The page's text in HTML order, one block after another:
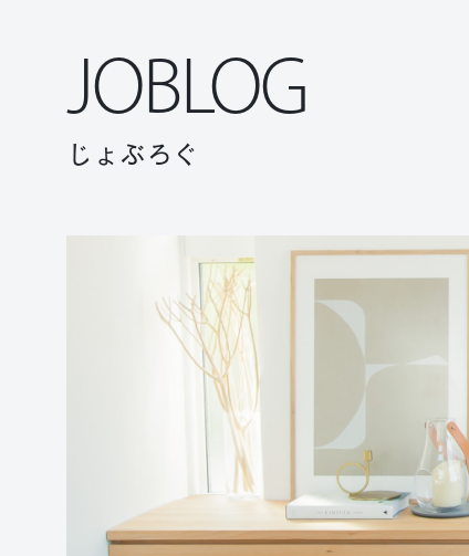
JOBLOG
じょぶろぐ